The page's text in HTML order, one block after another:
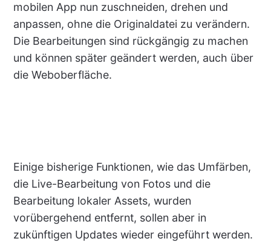
mobilen App nun zuschneiden, drehen und
anpassen, ohne die Originaldatei zu verändern.
Die Bearbeitungen sind rückgängig zu machen
und können später geändert werden, auch über
die Weboberfläche.
Einige bisherige Funktionen, wie das Umfärben,
die Live-Bearbeitung von Fotos und die
Bearbeitung lokaler Assets, wurden
vorübergehend entfernt, sollen aber in
zukünftigen Updates wieder eingeführt werden.